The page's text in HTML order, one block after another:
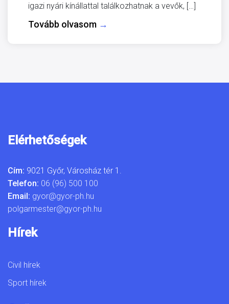
igazi nyári kínállattal találkozhatnak a vevők, […]
Tovább olvasom →
Elérhetőségek
Cím: 9021 Győr, Városház tér 1.
Telefon: 06 (96) 500 100
Email: gyor@gyor-ph.hu
polgarmester@gyor-ph.hu
Hírek
Civil hírek
Sport hírek